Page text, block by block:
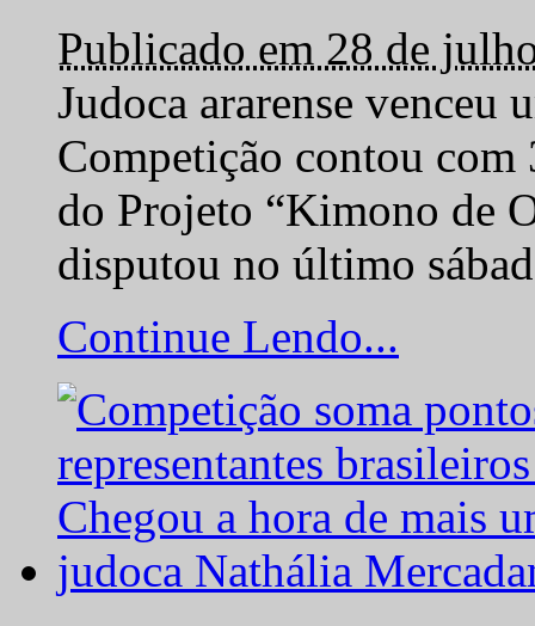
Publicado em 28 de
Judoca ararense venceu
Competição contou com
do Projeto “Kimono de
disputou no último
Continue Lendo...